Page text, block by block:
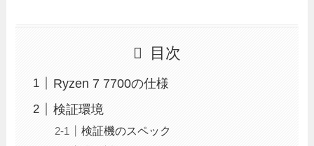
目次
Ryzen 7 7700の仕様
検証環境
検証機のスペック